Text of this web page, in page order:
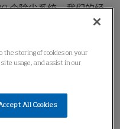
个除尘系统。我们的经
杂工程和定制加工的繁复
关注让 Nederman
产品设计与制造的全球领
the storing of cookies on your
usage, and assist in our
All Cookies